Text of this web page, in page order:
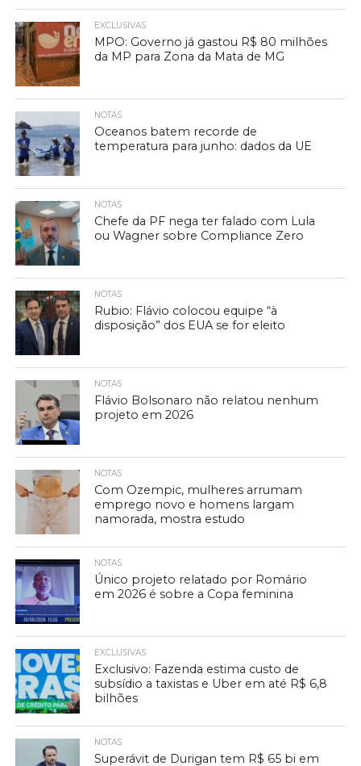
EXCLUSIVAS
MPO: Governo já gastou R$ 80 milhões
da MP para Zona da Mata de MG
NOTAS
Oceanos batem recorde de
temperatura para junho: dados da UE
NOTAS
Chefe da PF nega ter falado com Lula
ou Wagner sobre Compliance Zero
NOTAS
Rubio: Flávio colocou equipe “à
disposição” dos EUA se for eleito
NOTAS
Flávio Bolsonaro não relatou nenhum
projeto em 2026
NOTAS
Com Ozempic, mulheres arrumam
emprego novo e homens largam
namorada, mostra estudo
NOTAS
Único projeto relatado por Romário
em 2026 é sobre a Copa feminina
EXCLUSIVAS
Exclusivo: Fazenda estima custo de
subsídio a taxistas e Uber em até R$ 6,8
bilhões
NOTAS
Superávit de Durigan tem R$ 65 bi em